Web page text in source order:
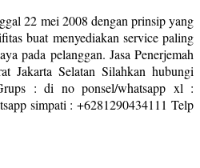
22 mei 2008 dengan prinsip yang
buat menyediakan service paling
pada pelanggan. Jasa Penerjemah
Jakarta Selatan Silahkan hubungi
: di no ponsel/whatsapp xl :
simpati : +6281290434111 Telp